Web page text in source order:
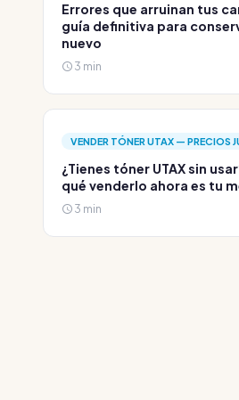
Errores que arruinan tus
guía definitiva para
nuevo
3 min
VENDER TÓNER UTAX — PRECIOS
¿Tienes tóner UTAX sin
qué venderlo ahora es tu
3 min